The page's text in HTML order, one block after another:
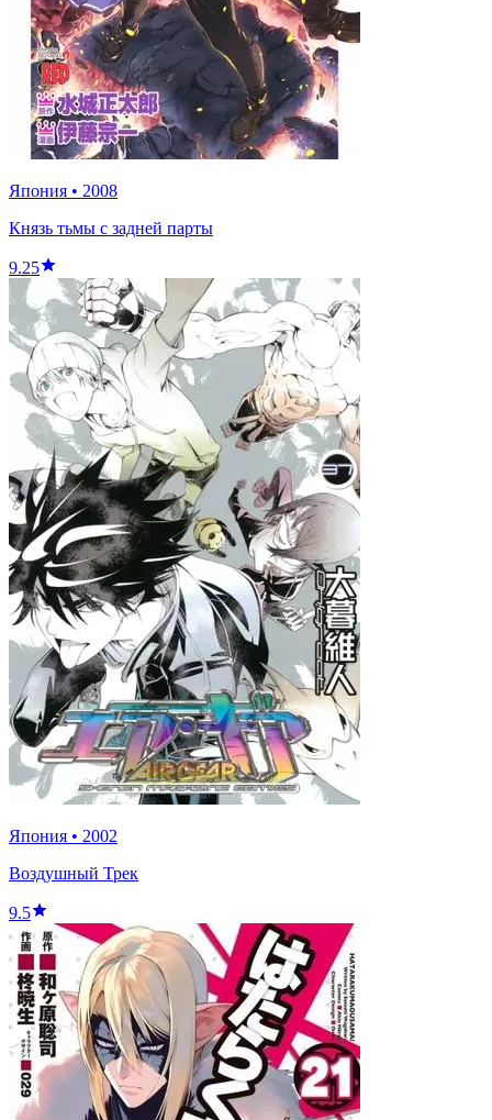
Япония • 2008
Князь тьмы с задней парты
9.25
Япония • 2002
Воздушный Трек
9.5